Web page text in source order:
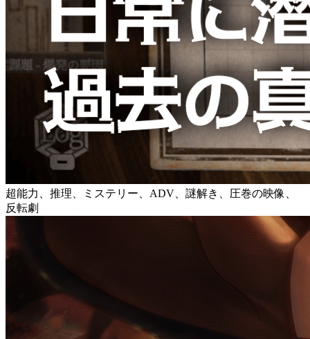
超能力、推理、ミステリー、ADV、謎解き、圧巻の映像、
反転劇